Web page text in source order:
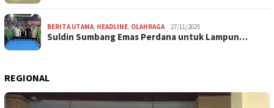
BERITA UTAMA, HEADLINE, OLAHRAGA 27/11/2025
Suldin Sumbang Emas Perdana untuk Lampun…
REGIONAL